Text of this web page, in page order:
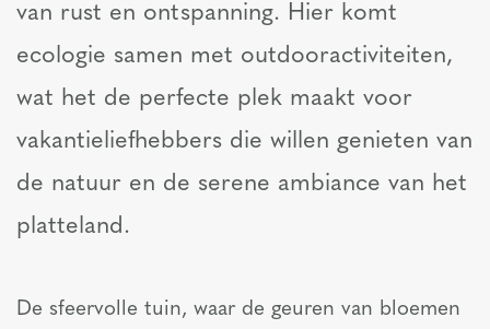
van rust en ontspanning. Hier komt
ecologie samen met outdooractiviteiten,
wat het de perfecte plek maakt voor
vakantieliefhebbers die willen genieten van
de natuur en de serene ambiance van het
platteland.
De sfeervolle tuin, waar de geuren van bloemen